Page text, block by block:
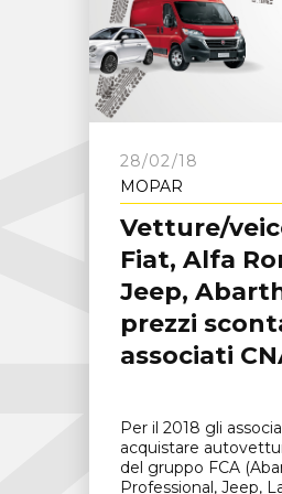
28/02/18
MOPAR
Vetture/
Fiat, Alfa
Jeep,
prezzi
associati
Per il 2018 gli
acquistare
del gruppo FCA
Professional, Jeep,